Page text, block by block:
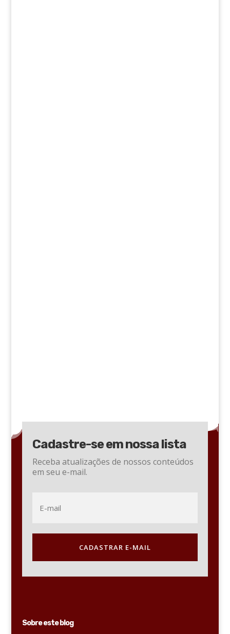
Cadastre-se em nossa lista
Receba atualizações de nossos conteúdos
em seu e-mail.
CADASTRAR E-MAIL
Sobre este blog